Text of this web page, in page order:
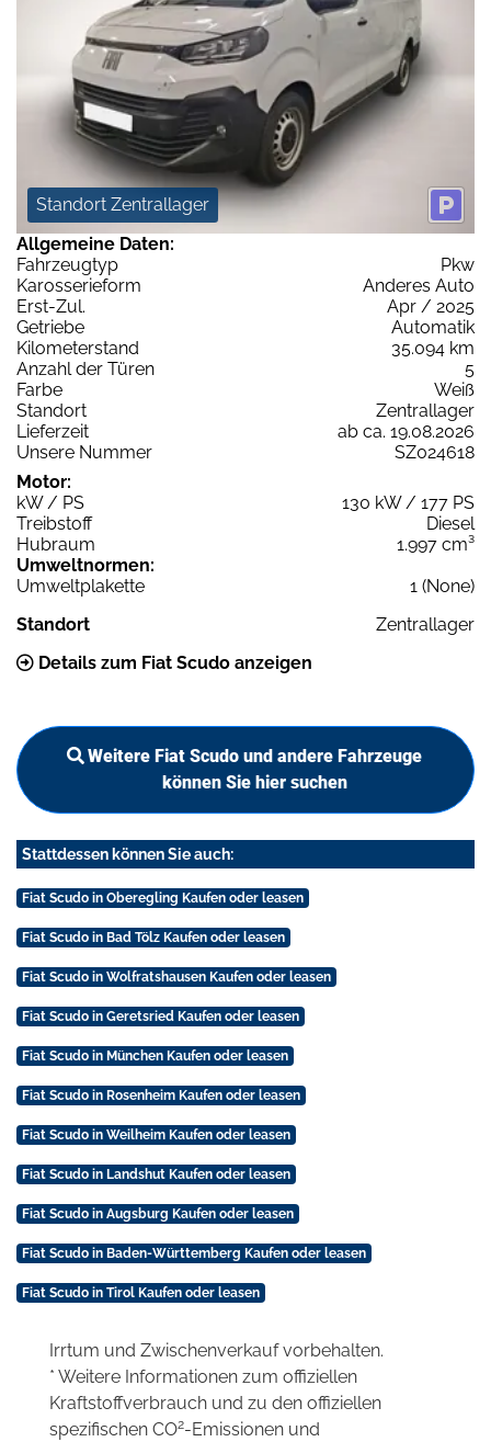
Standort Zentrallager
Allgemeine Daten:
Fahrzeugtyp
Pkw
Karosserieform
Anderes Auto
Erst-Zul.
Apr / 2025
Getriebe
Automatik
Kilometerstand
35.094 km
Anzahl der Türen
5
Farbe
Weiß
Standort
Zentrallager
Lieferzeit
ab ca. 19.08.2026
Unsere Nummer
SZ024618
Motor:
kW / PS
130 kW / 177 PS
Treibstoff
Diesel
Hubraum
1.997 cm³
Umweltnormen:
Umweltplakette
1 (None)
Standort
Zentrallager
Details zum Fiat Scudo anzeigen
Weitere Fiat Scudo und andere Fahrzeuge
können Sie hier suchen
Stattdessen können Sie auch:
Fiat Scudo in Oberegling Kaufen oder leasen
Fiat Scudo in Bad Tölz Kaufen oder leasen
Fiat Scudo in Wolfratshausen Kaufen oder leasen
Fiat Scudo in Geretsried Kaufen oder leasen
Fiat Scudo in München Kaufen oder leasen
Fiat Scudo in Rosenheim Kaufen oder leasen
Fiat Scudo in Weilheim Kaufen oder leasen
Fiat Scudo in Landshut Kaufen oder leasen
Fiat Scudo in Augsburg Kaufen oder leasen
Fiat Scudo in Baden-Württemberg Kaufen oder leasen
Fiat Scudo in Tirol Kaufen oder leasen
Irrtum und Zwischenverkauf vorbehalten.
* Weitere Informationen zum offiziellen
Kraftstoffverbrauch und zu den offiziellen
spezifischen CO2-Emissionen und